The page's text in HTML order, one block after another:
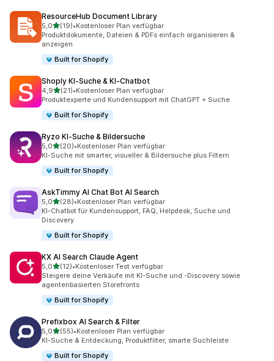
ResourceHub Document Library
5,0von 5 Sternen
(19)
19 Rezensionen insgesamt
•Kostenloser Plan verfügbar
Produktdokumente, Dateien & PDFs einfach organisieren &
anzeigen
Built for Shopify
Shoply KI‑Suche & KI‑Chatbot
4,9von 5 Sternen
(21)
21 Rezensionen insgesamt
•Kostenloser Plan verfügbar
Produktexperte und Kundensupport mit ChatGPT + Suche
Built for Shopify
Ryzo KI‑Suche & Bildersuche
5,0von 5 Sternen
(20)
20 Rezensionen insgesamt
•Kostenloser Plan verfügbar
KI-Suche mit smarter, visueller & Bildersuche plus Filtern
Built for Shopify
AskTimmy AI Chat Bot AI Search
5,0von 5 Sternen
(28)
28 Rezensionen insgesamt
•Kostenloser Plan verfügbar
KI-Chatbot für Kundensupport, FAQ, Helpdesk, Suche und
Discovery
Built for Shopify
KX AI Search Claude Agent
5,0von 5 Sternen
(12)
12 Rezensionen insgesamt
•Kostenloser Test verfügbar
Steigere deine Verkäufe mit KI-Suche und -Discovery sowie
agentenbasierten Storefronts
Built for Shopify
Prefixbox AI Search & Filter
5,0von 5 Sternen
(55)
55 Rezensionen insgesamt
•Kostenloser Plan verfügbar
KI-Suche & Entdeckung, Produktfilter, smarte Suchleiste
Built for Shopify